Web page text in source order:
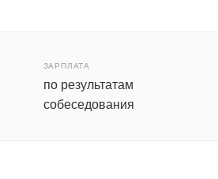
ЗАРПЛАТА
по результатам
собеседования